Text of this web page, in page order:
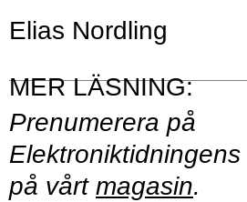
Elias Nordling
Prenumerera på
Elektroniktidningens
på vårt magasin.